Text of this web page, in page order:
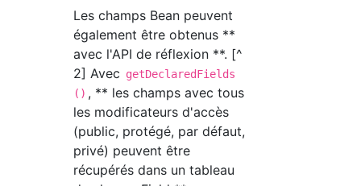
Les champs Bean peuvent
également être obtenus **
avec l'API de réflexion **. [^
2] Avec getDeclaredFields
() , ** les champs avec tous
les modificateurs d'accès
(public, protégé, par défaut,
privé) peuvent être
récupérés dans un tableau